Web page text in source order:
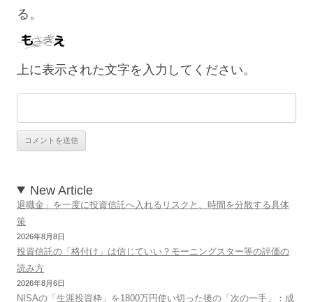
る。
上に表示された文字を入力してください。
New Article
退職金」を一度に投資信託へ入れるリスクと、時間を分散する具体
策
2026年8月8日
投資信託の「格付け」は信じていい？モーニングスター等の評価の
読み方
2026年8月6日
NISAの「生涯投資枠」を1800万円使い切った後の「次の一手」：成